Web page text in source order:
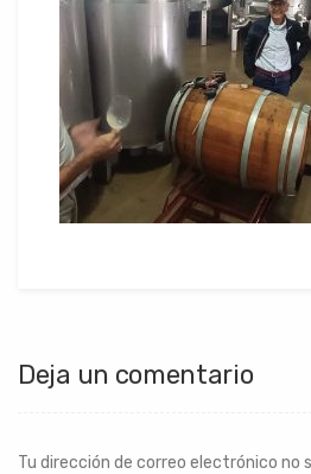
Deja un comentario
Tu dirección de correo electrónico no